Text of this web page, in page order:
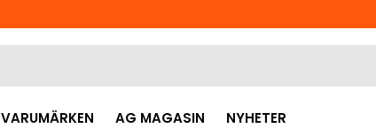
VARUMÄRKEN AG MAGASIN
NYHETER